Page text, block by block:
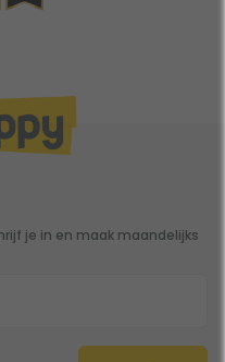
je in en maak maandelijks